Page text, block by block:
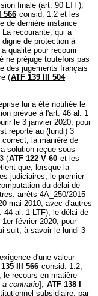
finale (art. 90 LTF),
566 consid. 1.2 et les
de dernière instance
La recourante, qui a
de protection à
qualité pour recourir
ne préjuge toutefois pas
des jugements français
(ATF 139 III 504
lui a été notifiée le
prévue à l'art. 46 al. 1
le 3 janvier 2020, pour
reporté au (lundi) 3
la manière de
solution reçue sous
(ATF 122 V 60 et les
que, lorsque la
judiciaires, le premier
du délai de
arrêts 4A_250/2015
mai 2010, avec d'autres
44 al. 1 LTF), le délai de
février 2020, pour
suit, à savoir le lundi 3
d'une valeur
III 566 consid. 1.2;
le recours en matière
a contrario]; ATF 138 I
subsidiaire, par